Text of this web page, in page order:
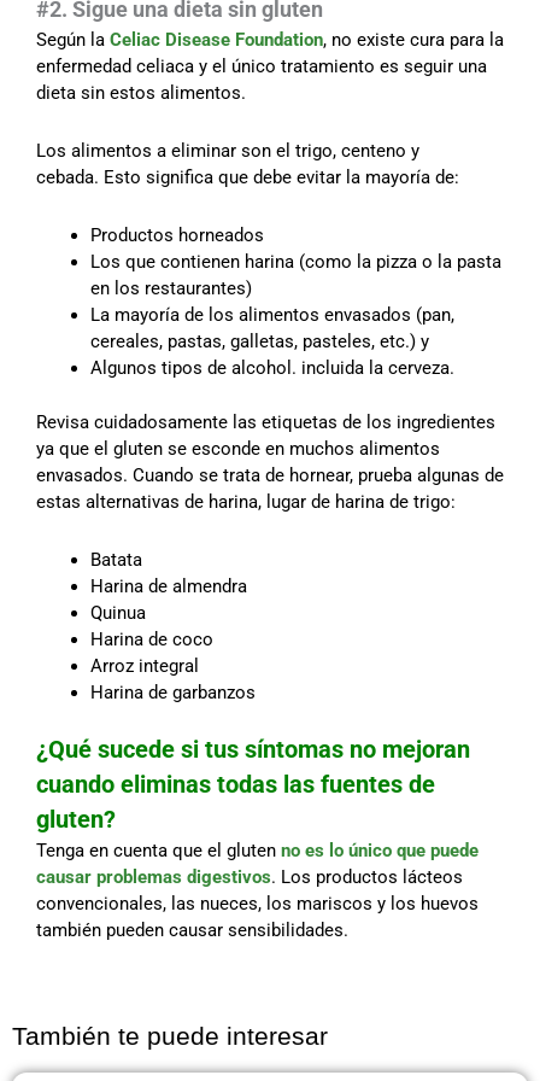
#2. Sigue una dieta sin gluten
Según la Celiac Disease Foundation, no existe cura para la
enfermedad celiaca y el único tratamiento es seguir una
dieta sin estos alimentos.
Los alimentos a eliminar son el trigo, centeno y
cebada. Esto significa que debe evitar la mayoría de:
Productos horneados
Los que contienen harina (como la pizza o la pasta
en los restaurantes)
La mayoría de los alimentos envasados (pan,
cereales, pastas, galletas, pasteles, etc.) y
Algunos tipos de alcohol. incluida la cerveza.
Revisa cuidadosamente las etiquetas de los ingredientes
ya que el gluten se esconde en muchos alimentos
envasados. Cuando se trata de hornear, prueba algunas de
estas alternativas de harina, lugar de harina de trigo:
Batata
Harina de almendra
Quinua
Harina de coco
Arroz integral
Harina de garbanzos
¿Qué sucede si tus síntomas no mejoran
cuando eliminas todas las fuentes de
gluten?
Tenga en cuenta que el gluten no es lo único que puede
causar problemas digestivos. Los productos lácteos
convencionales, las nueces, los mariscos y los huevos
también pueden causar sensibilidades.
También te puede interesar